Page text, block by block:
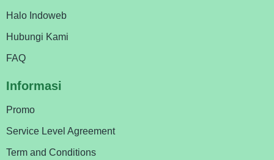
Halo Indoweb
Hubungi Kami
FAQ
Informasi
Promo
Service Level Agreement
Term and Conditions